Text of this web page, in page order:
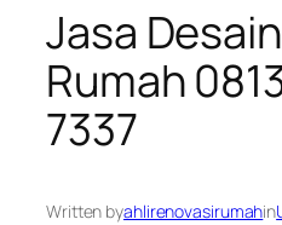
Jasa
Rumah
7337
Written byahlirenovasirumahin